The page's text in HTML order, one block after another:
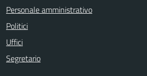
Personale amministrativo
Politici
Uffici
Segretario